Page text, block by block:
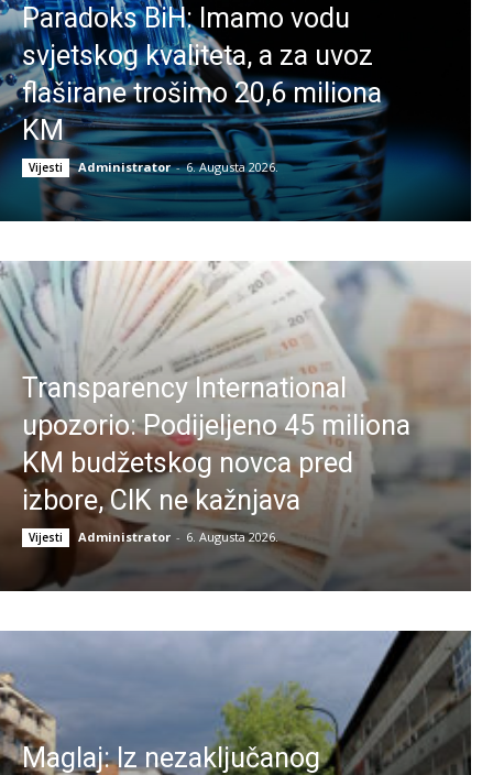
Paradoks BiH: Imamo vodu
svjetskog kvaliteta, a za uvoz
flaširane trošimo 20,6 miliona
KM
Vijesti Administrator - 6. Augusta 2026.
Transparency International
upozorio: Podijeljeno 45 miliona
KM budžetskog novca pred
izbore, CIK ne kažnjava
Vijesti Administrator - 6. Augusta 2026.
Maglaj: Iz nezaključanog